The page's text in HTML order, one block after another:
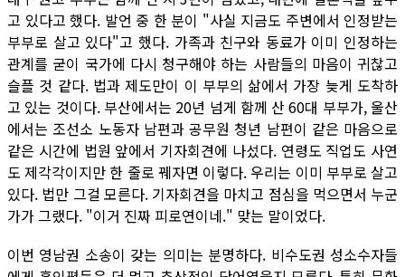
고 있다고 했다. 발언 중 한 분이 "사실 지금도 주변에서 인정받는
부부로 살고 있다"고 했다. 가족과 친구와 동료가 이미 인정하는
관계를 굳이 국가에 다시 청구해야 하는 사람들의 마음이 귀찮고
슬플 것 같다. 법과 제도만이 이 부부의 삶에서 가장 늦게 도착하
고 있는 것이다. 부산에서는 20년 넘게 함께 산 60대 부부가, 울산
에서는 조선소 노동자 남편과 공무원 청년 남편이 같은 마음으로
같은 시간에 법원 앞에서 기자회견에 나섰다. 연령도 직업도 사연
도 제각각이지만 한 줄로 꿰자면 이렇다. 우리는 이미 부부로 살고
있다. 법만 그걸 모른다. 기자회견을 마치고 점심을 먹으면서 누군
가가 그랬다. "이거 진짜 피로연이네." 맞는 말이었다.
이번 영남권 소송이 갖는 의미는 분명하다. 비수도권 성소수자들